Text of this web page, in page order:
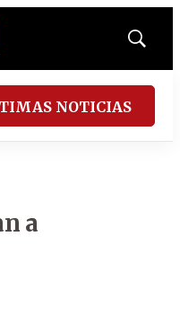
Mostrar
NOTICIAS
a